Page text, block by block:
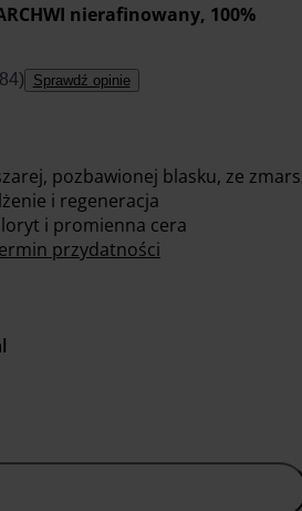
nierafinowany, 100%
Sprawdź opinie
pozbawionej blasku, ze
i regeneracja
i promienna cera
przydatności